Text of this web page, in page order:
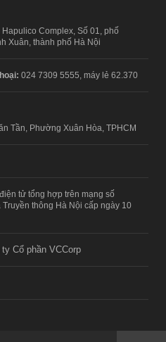
Complex, Số 01, phố
Xuân, thành phố Hà Nội
024 7309 5555, máy lẻ 62.370
Tần, Phường Xuân Hòa, TPHCM
tử tổng hợp trên mạng số
thông Hà Nội cấp ngày 10
Cổ phần VCCorp